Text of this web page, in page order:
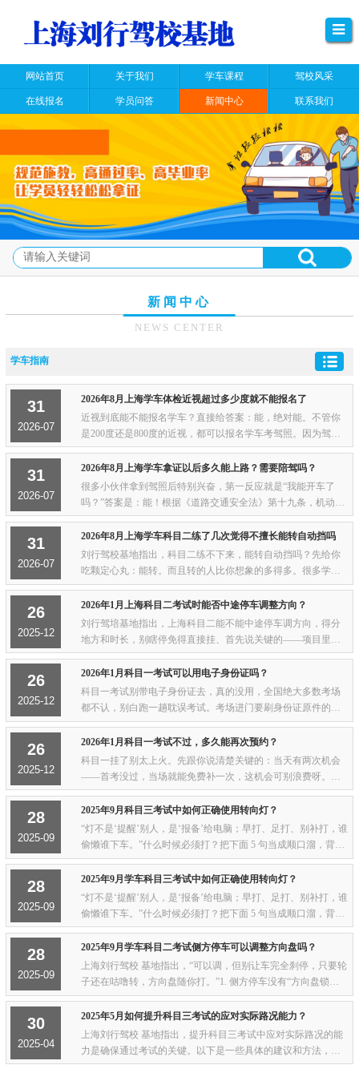
网站首页 关于我们 学车课程 驾校风采
在线报名 学员问答 新闻中心 联系我们
新闻中心
NEWS CENTER
学车指南
31
2026-07
2026年8月上海学车体检近视超过多少度就不能报名了
近视到底能不能报名学车？直接给答案：能，绝对能。不管你
是200度还是800度的近视，都可以报名学车考驾照。因为驾考
体检看的是你的矫正视力，也就是戴上眼镜之后的视力水平，
而不是你裸眼能看到多少。体检的时候医生...
31
2026-07
2026年8月上海学车拿证以后多久能上路？需要陪驾吗？
很多小伙伴拿到驾照后特别兴奋，第一反应就是“我能开车了
吗？”答案是：能！根据《道路交通安全法》第十九条，机动车
驾驶证自核发之日起即具有法律效力。也就是说，从你拿到驾
照那天起，就可以在准驾车型对应的普通...
31
2026-07
2026年8月上海学车科目二练了几次觉得不擅长能转自动挡吗
刘行驾校基地指出，科目二练不下来，能转自动挡吗？先给你
吃颗定心丸：能转。而且转的人比你想象的多得多。很多学员
报了C1手动挡，练了几次科目二之后发现离合控制实在太难，
半坡起步老是熄火，倒车入库老是压线，心...
26
2025-12
2026年1月上海科目二考试时能否中途停车调整方向？
刘行驾培基地指出，上海科目二能不能中途停车调方向，得分
地方和时长，别瞎停免得直接挂、首先说关键的——项目里面
（比如倒库、侧方、直角、S弯这些感应区）：要是整车完全不
动超过2秒，系统就判“中途停车”，现在...
26
2025-12
2026年1月科目一考试可以用电子身份证吗？
科目一考试别带电子身份证去，真的没用，全国绝大多数考场
都不认，别白跑一趟耽误考试。考场进门要刷身份证原件的芯
片核验身份，电子身份证没法完成这种人证比对，系统根本过
不了。要是实在没带身份证原件，你可以赶...
26
2025-12
2026年1月科目一考试不过，多久能再次预约？
科目一挂了别太上火。先跟你说清楚关键的：当天有两次机会
——首考没过，当场就能免费补一次，这机会可别浪费呀。要
是两次都没搞定，那也不用急，等满10个自然日就能重新预约
了，全国基本都这规矩，就是给你留足时间...
28
2025-09
2025年9月科目三考试中如何正确使用转向灯？
“灯不是‘提醒’别人，是‘报备’给电脑；早打、足打、别补打，谁
偷懒谁下车。”什么时候必须打？把下面 5 句当成顺口溜，背烂
为止：- 起步左灯——车一动就要亮，别先滑后补。- 变道右灯
——左右变道、超车、回到原...
28
2025-09
2025年9月学车科目三考试中如何正确使用转向灯？
“灯不是‘提醒’别人，是‘报备’给电脑；早打、足打、别补打，谁
偷懒谁下车。”什么时候必须打？把下面 5 句当成顺口溜，背烂
为止：- 起步左灯——车一动就要亮，别先滑后补。- 变道右灯
——左右变道、超车、回到原...
28
2025-09
2025年9月学车科目二考试侧方停车可以调整方向盘吗？
上海刘行驾校 基地指出，“可以调，但别让车完全刹停，只要轮
子还在咕噜转，方向盘随你打。”1. 侧方停车没有“方向盘锁
死”这一说，车只要没停死，你左右微调方向完全没问题，系统
不会因为你动了方向盘就扣分。2. 真...
30
2025-04
2025年5月如何提升科目三考试的应对实际路况能力？
上海刘行驾校 基地指出，提升科目三考试中应对实际路况的能
力是确保通过考试的关键。以下是一些具体的建议和方法，帮
助你在考试中更好地应对各种复杂路况：一、熟悉考试路线1.